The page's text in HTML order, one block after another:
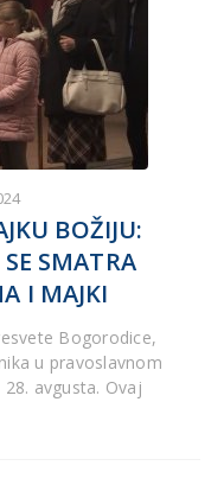
BOŽIJU:
SMATRA
I MAJKI
Bogorodice,
u pravoslavnom
avgusta. Ovaj